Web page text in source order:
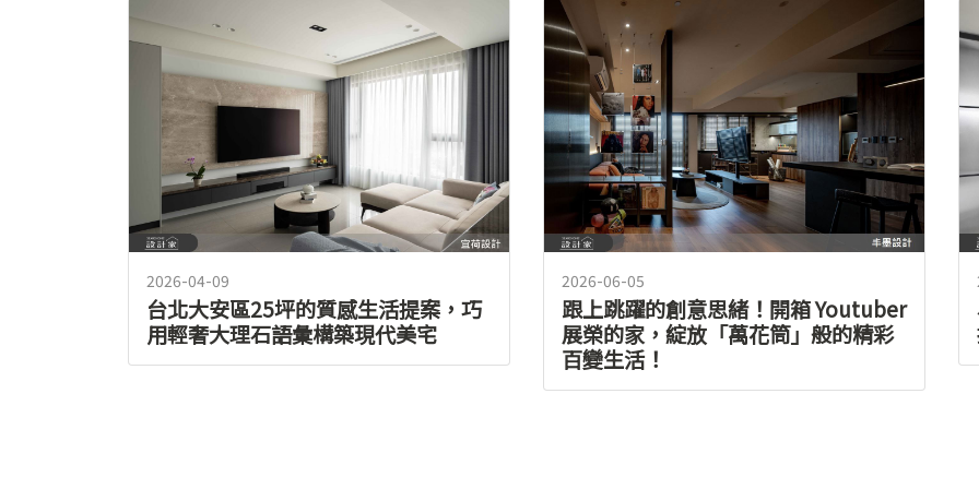
2026-04-09
台北大安區25坪的質感生活提案，巧
用輕奢大理石語彙構築現代美宅
2026-06-05
跟上跳躍的創意思緒！開箱 Youtuber
展榮的家，綻放「萬花筒」般的精彩
百變生活！